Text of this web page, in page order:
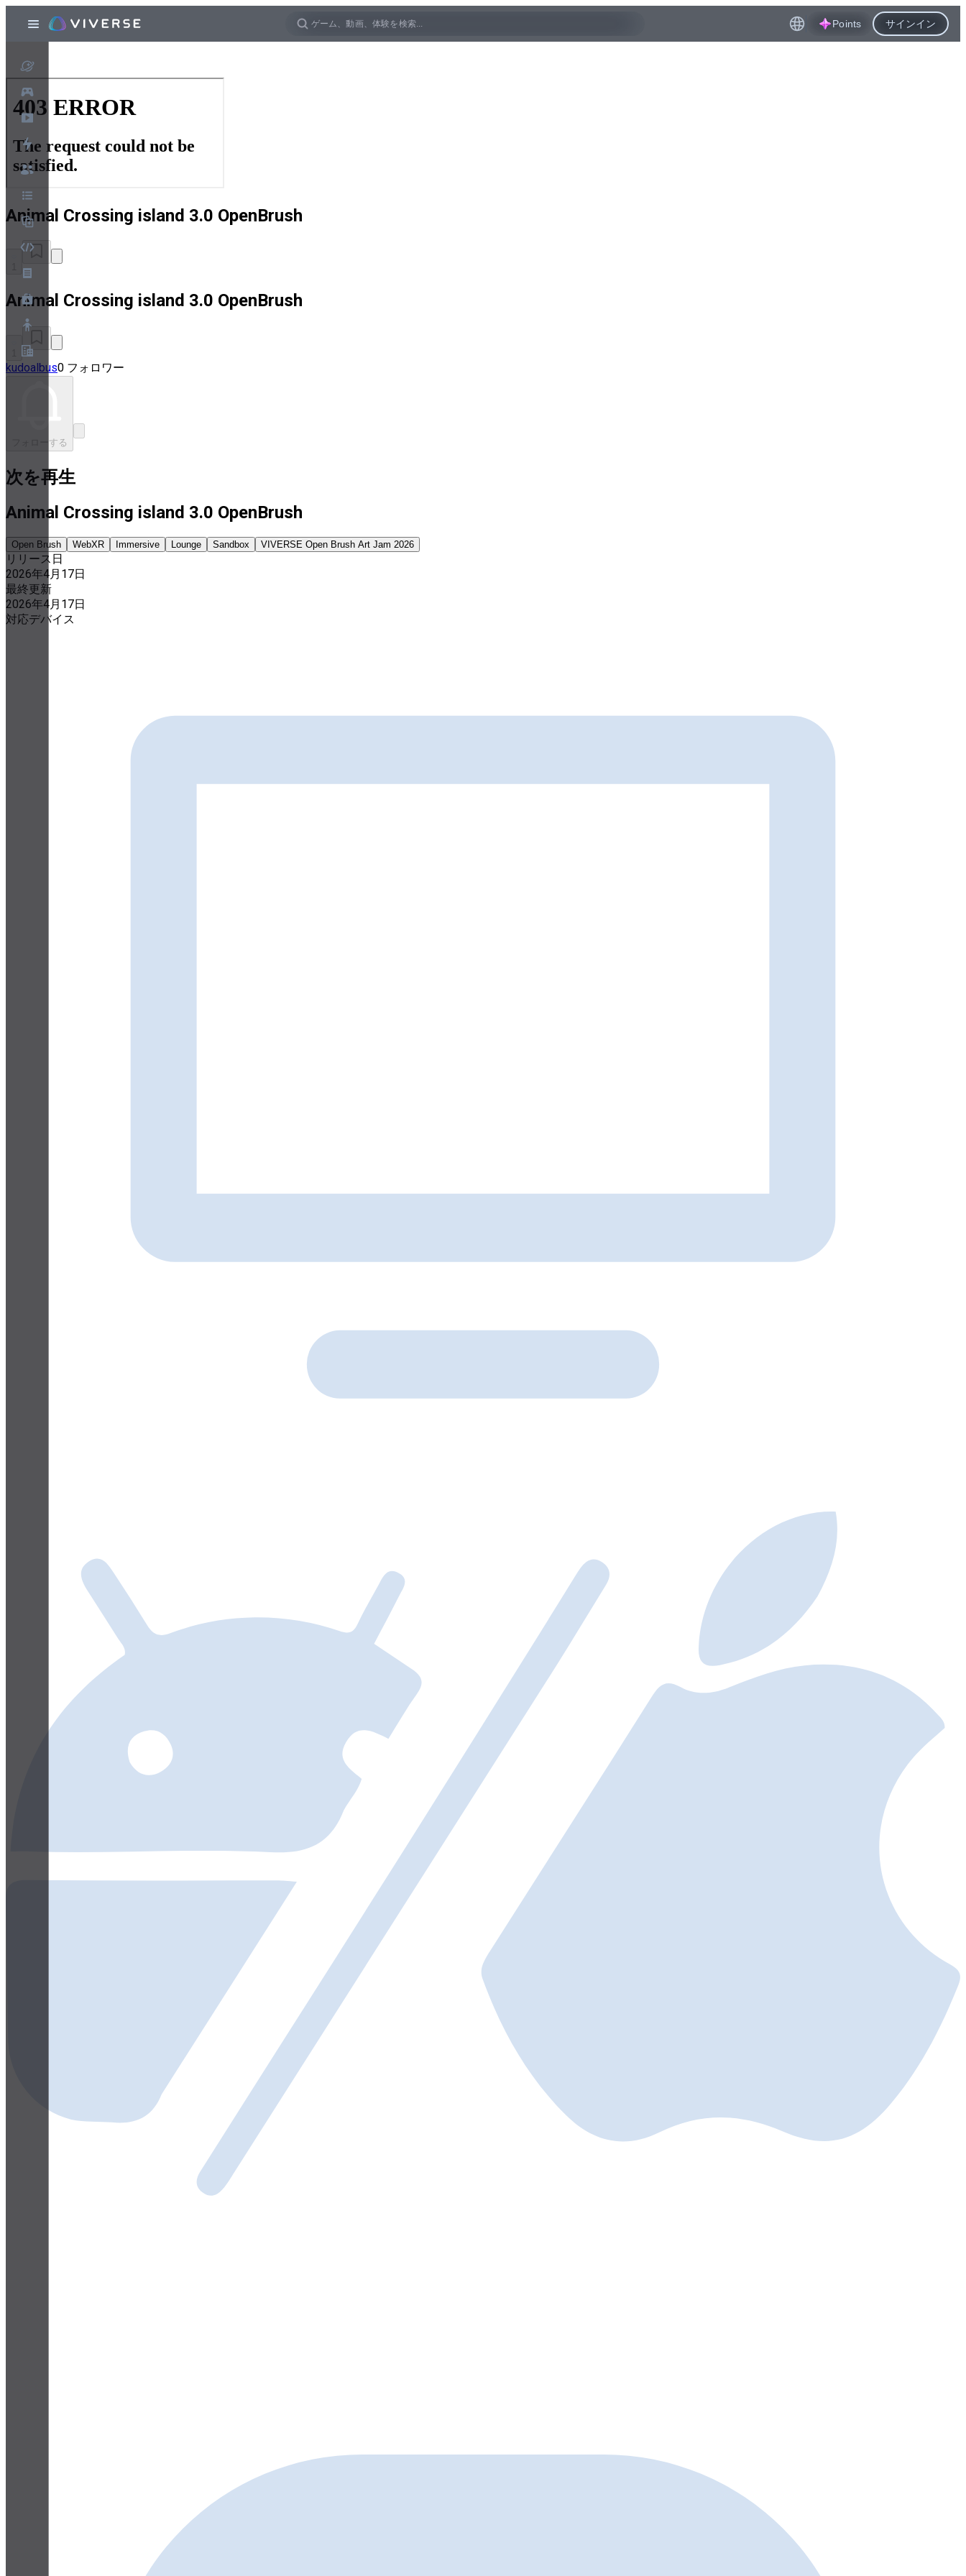
クッキー設定
セキュリティとプライバシーのホワイトペーパー
Points サインイン
Animal Crossing island 3.0 OpenBrush
Animal Crossing island 3.0 OpenBrush
kudoalbus0 フォロワー
フォローする
次を再生
Animal Crossing island 3.0 OpenBrush
Open Brush WebXR Immersive Lounge Sandbox VIVERSE Open Brush Art Jam 2026
リリース日
2026年4月17日
最終更新
2026年4月17日
対応デバイス